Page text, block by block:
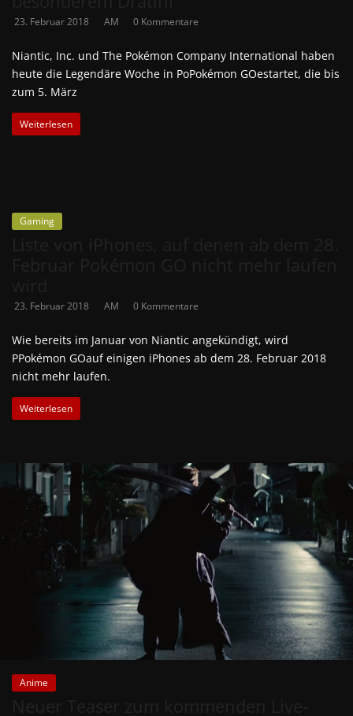
23. Februar 2018 AM 0 Kommentare
Niantic, Inc. und The Pokémon Company International haben
heute die Legendäre Woche in PoPokémon GOestartet, die bis
zum 5. März
Weiterlesen
Gaming
23. Februar 2018 AM 0 Kommentare
Wie bereits im Januar von Niantic angekündigt, wird
PPokémon GOauf einigen iPhones ab dem 28. Februar 2018
nicht mehr laufen.
Weiterlesen
Anime